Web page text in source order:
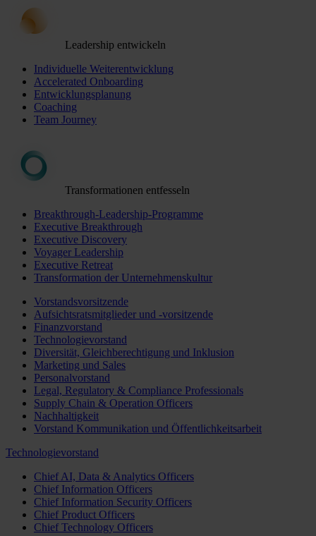
Leadership entwickeln
Individuelle Weiterentwicklung
Accelerated Onboarding
Entwicklungsplanung
Coaching
Team Journey
Transformationen entfesseln
Breakthrough-Leadership-Programme
Executive Breakthrough
Executive Discovery
Voyager Leadership
Executive Retreat
Transformation der Unternehmenskultur
Vorstandsvorsitzende
Aufsichtsratsmitglieder und -vorsitzende
Finanzvorstand
Technologievorstand
Diversität, Gleichberechtigung und Inklusion
Marketing und Sales
Personalvorstand
Legal, Regulatory & Compliance Professionals
Supply Chain & Operation Officers
Nachhaltigkeit
Vorstand Kommunikation und Öffentlichkeitsarbeit
Technologievorstand
Chief AI, Data & Analytics Officers
Chief Information Officers
Chief Information Security Officers
Chief Product Officers
Chief Technology Officers